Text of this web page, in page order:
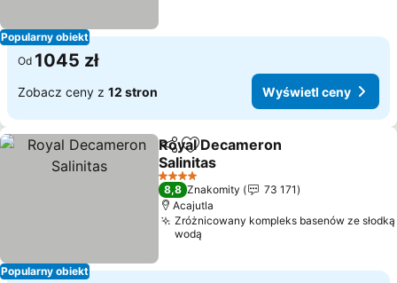
Popularny obiekt
Od 1045 zł
Zobacz ceny z 12 stron Wyświetl ceny
Popularny obiekt
Udostępnij
Dodaj do ulubionych
Royal Decameron
Salinitas
Wyświetl ceny
4 Kategoria
8,8 Znakomity
73 171
Acajutla
Zróżnicowany kompleks basenów ze słodką
wodą